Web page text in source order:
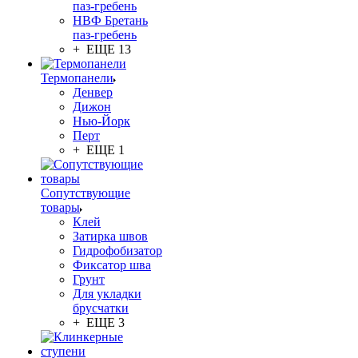
паз-гребень
НВФ Бретань
паз-гребень
+ ЕЩЕ 13
Термопанели
Денвер
Дижон
Нью-Йорк
Перт
+ ЕЩЕ 1
Сопутствующие
товары
Клей
Затирка швов
Гидрофобизатор
Фиксатор шва
Грунт
Для укладки
брусчатки
+ ЕЩЕ 3